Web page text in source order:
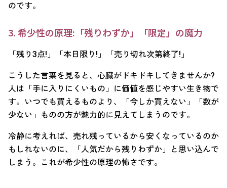
のです。
3. 希少性の原理:「残りわずか」「限定」の魔力
「残り3点!」「本日限り!」「売り切れ次第終了!」
こうした言葉を見ると、心臓がドキドキしてきませんか?
人は「手に入りにくいもの」に価値を感じやすい生き物で
す。いつでも買えるものより、「今しか買えない」「数が
少ない」ものの方が魅力的に見えてしまうのです。
冷静に考えれば、売れ残っているから安くなっているのか
もしれないのに、「人気だから残りわずか」と思い込んで
しまう。これが希少性の原理の怖さです。